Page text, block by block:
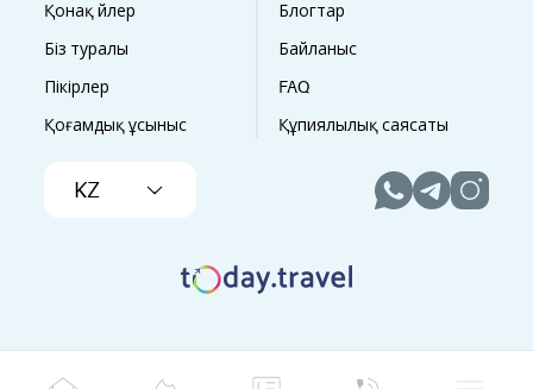
Қонақ үйлер
Блогтар
Біз туралы
Байланыс
Пікірлер
FAQ
Қоғамдық ұсыныс
Құпиялылық саясаты
KZ